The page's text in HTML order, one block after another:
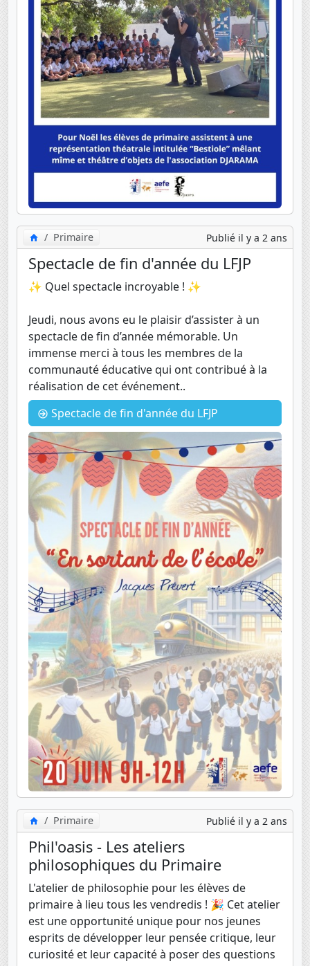
Primaire Publié il y a 2 ans
Spectacle de fin d'année du LFJP
✨ Quel spectacle incroyable ! ✨
Jeudi, nous avons eu le plaisir d’assister à un
spectacle de fin d’année mémorable. Un
immense merci à tous les membres de la
communauté éducative qui ont contribué à la
réalisation de cet événement..
Spectacle de fin d'année du LFJP
Primaire Publié il y a 2 ans
Phil'oasis - Les ateliers
philosophiques du Primaire
L'atelier de philosophie pour les élèves de
primaire à lieu tous les vendredis ! 🎉 Cet atelier
est une opportunité unique pour nos jeunes
esprits de développer leur pensée critique, leur
curiosité et leur capacité à poser des questions